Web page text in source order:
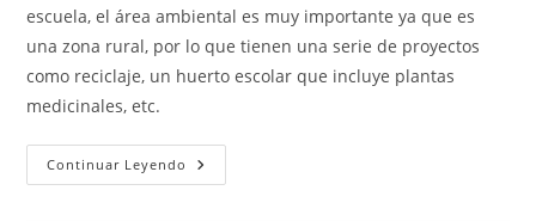
escuela, el área ambiental es muy importante ya que es
una zona rural, por lo que tienen una serie de proyectos
como reciclaje, un huerto escolar que incluye plantas
medicinales, etc.
Continuar Leyendo Institución
Educativa